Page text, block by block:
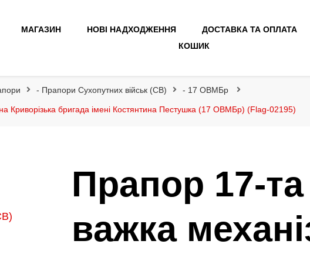
МАГАЗИН НОВІ НАДХОДЖЕННЯ ДОСТАВКА ТА ОПЛАТА
КОШИК
- Прапори Сухопутних військ (СВ) - 17 ОВМБр
Криворізька бригада імені Костянтина Пестушка (17 ОВМБр) (Flag-02195)
Прапор 17-
важка